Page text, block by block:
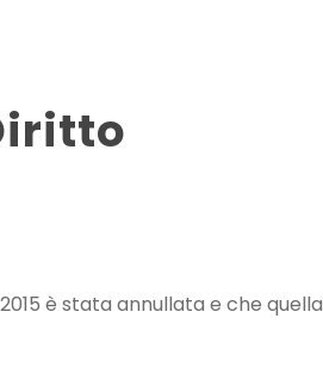
è stata annullata e che quella